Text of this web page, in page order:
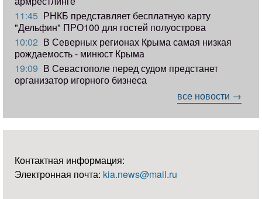
11:45 РНКБ представляет бесплатную карту
"Дельфин" ПРО100 для гостей полуострова
10:02 В Северных регионах Крыма самая низкая
рождаемость - минюст Крыма
19:09 В Севастополе перед судом предстанет
организатор игорного бизнеса
все новости →
Контактная информация:
Электронная почта: kia.news@mail.ru